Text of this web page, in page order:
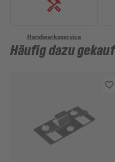
Handwerksservice
Häufig dazu